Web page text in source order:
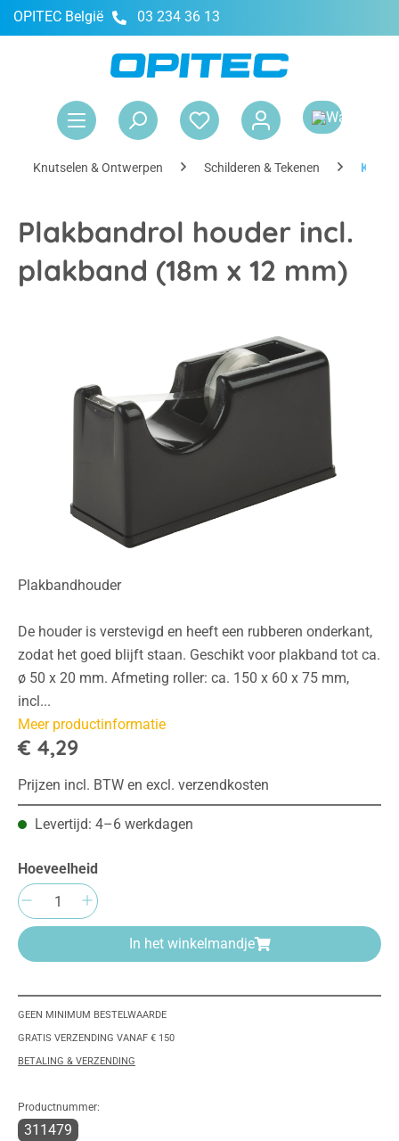
OPITEC België 03 234 36 13
Knutselen & Ontwerpen Schilderen & Tekenen
Plakbandrol houder incl.
plakband (18m x 12 mm)
Plakbandhouder
De houder is verstevigd en heeft een rubberen onderkant,
zodat het goed blijft staan. Geschikt voor plakband tot ca.
ø 50 x 20 mm. Afmeting roller: ca. 150 x 60 x 75 mm,
incl...
Meer productinformatie
€ 4,29
Prijzen incl. BTW en excl. verzendkosten
Levertijd: 4–6 werkdagen
Hoeveelheid
Producthoeveelheid: Voer de gewenste
In het winkelmandje
GEEN MINIMUM BESTELWAARDE
GRATIS VERZENDING VANAF € 150
BETALING & VERZENDING
Productnummer:
311479